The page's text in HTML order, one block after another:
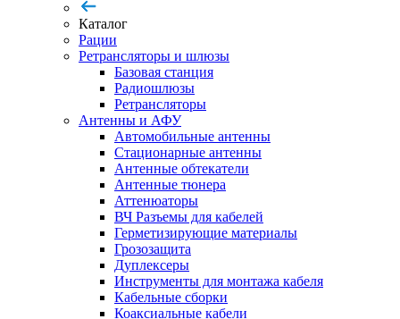
Каталог
Рации
Ретрансляторы и шлюзы
Базовая станция
Радиошлюзы
Ретрансляторы
Антенны и АФУ
Автомобильные антенны
Стационарные антенны
Антенные обтекатели
Антенные тюнера
Аттенюаторы
ВЧ Разъемы для кабелей
Герметизирующие материалы
Грозозащита
Дуплексеры
Инструменты для монтажа кабеля
Кабельные сборки
Коаксиальные кабели